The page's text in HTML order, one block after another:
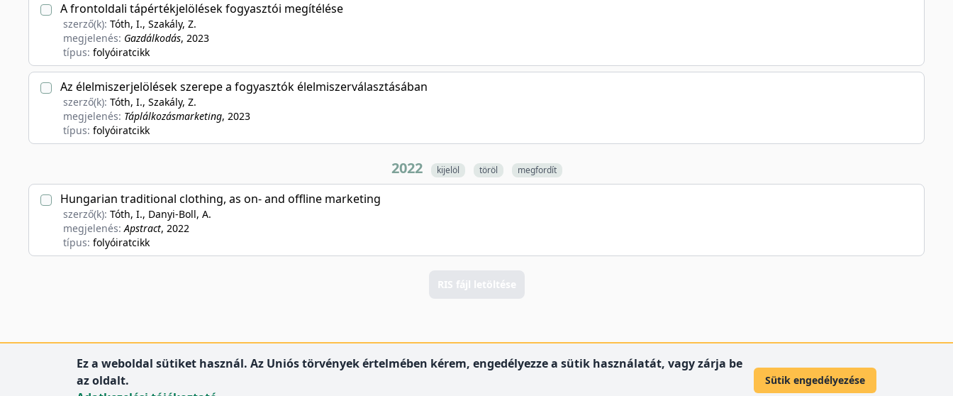
A frontoldali tápértékjelölések fogyasztói megítélése
szerző(k): Tóth, I., Szakály, Z.
megjelenés: Gazdálkodás, 2023
típus: folyóiratcikk
Az élelmiszerjelölések szerepe a fogyasztók élelmiszerválasztásában
szerző(k): Tóth, I., Szakály, Z.
megjelenés: Táplálkozásmarketing, 2023
típus: folyóiratcikk
2022 kijelöl töröl megfordít
Hungarian traditional clothing, as on- and offline marketing
szerző(k): Tóth, I., Danyi-Boll, A.
megjelenés:Apstract, 2022
típus: folyóiratcikk
RIS fájl letöltése
Ez a weboldal sütiket használ. Az Uniós törvények értelmében kérem, engedélyezze a sütik használatát, vagy zárja be
az oldalt.
Sütik engedélyezése